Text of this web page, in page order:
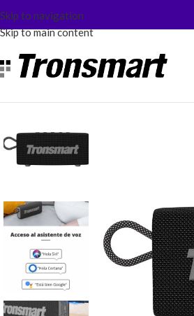
Skip to navigation
Skip to main content